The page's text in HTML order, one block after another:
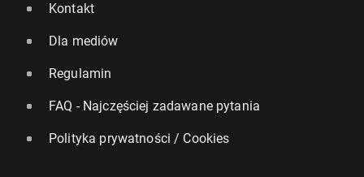
Kontakt
Dla mediów
Regulamin
FAQ - Najczęściej zadawane pytania
Polityka prywatności / Cookies